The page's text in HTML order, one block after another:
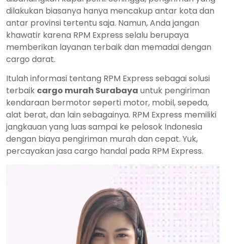
dilakukan biasanya hanya mencakup antar kota dan
antar provinsi tertentu saja. Namun, Anda jangan
khawatir karena RPM Express selalu berupaya
memberikan layanan terbaik dan memadai dengan
cargo darat.
Itulah informasi tentang RPM Express sebagai solusi
terbaik cargo murah Surabaya untuk pengiriman
kendaraan bermotor seperti motor, mobil, sepeda,
alat berat, dan lain sebagainya. RPM Express memiliki
jangkauan yang luas sampai ke pelosok Indonesia
dengan biaya pengiriman murah dan cepat. Yuk,
percayakan jasa cargo handal pada RPM Express.